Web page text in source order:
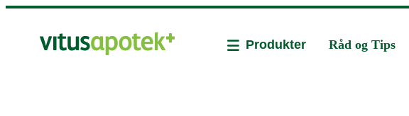
Produkter Råd og Tips